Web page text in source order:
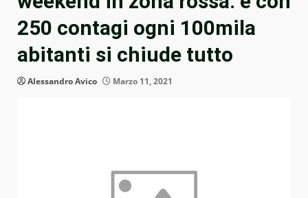
250 contagi ogni 100mila
abitanti si chiude tutto
Alessandro Avico Marzo 11, 2021